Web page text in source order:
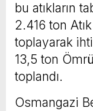
bu atıkların
2.416 ton
toplayarak
13,5 ton
toplandı.
Osmangazi